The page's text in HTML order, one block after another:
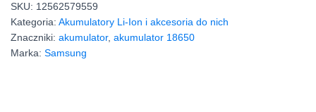
Ion
3,6V
Samsung
3500mAh
SKU: 12562579559
Kategoria: Akumulatory Li-Ion i akcesoria do nich
Znaczniki: akumulator, akumulator 18650
Marka: Samsung